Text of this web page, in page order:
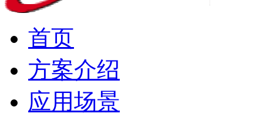
首页
方案介绍
应用场景